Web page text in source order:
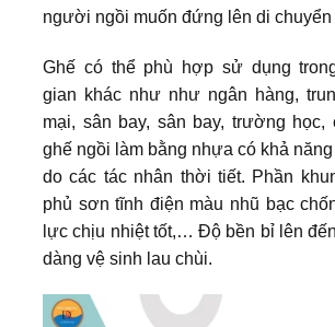
người ngồi muốn đứng lên di chuyển
Ghế có thể phù hợp sử dụng
gian khác như như ngân hàng,
mại, sân bay, sân bay, trường
ghế ngồi làm bằng nhựa có khả
do các tác nhân thời tiết. Phần
phủ sơn tĩnh điện màu nhũ bạc
lực chịu nhiệt tốt,… Độ bền bỉ lên
dàng vệ sinh lau chùi.